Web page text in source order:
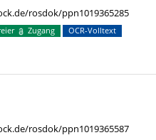
rosdok/ppn1019365285
Zugang OCR-Volltext
rosdok/ppn1019365587